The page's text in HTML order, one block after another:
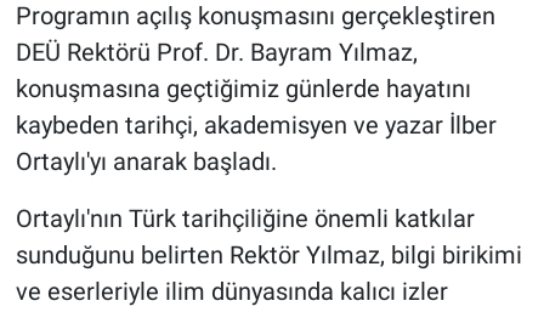
Programın açılış konuşmasını gerçekleştiren
DEÜ Rektörü Prof. Dr. Bayram Yılmaz,
konuşmasına geçtiğimiz günlerde hayatını
kaybeden tarihçi, akademisyen ve yazar İlber
Ortaylı'yı anarak başladı.
Ortaylı'nın Türk tarihçiliğine önemli katkılar
sunduğunu belirten Rektör Yılmaz, bilgi birikimi
ve eserleriyle ilim dünyasında kalıcı izler